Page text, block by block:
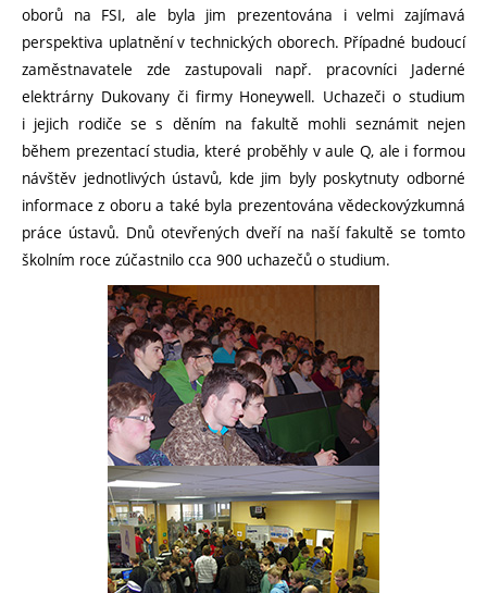
oborů na FSI, ale byla jim prezentována i velmi zajímavá
perspektiva uplatnění v technických oborech. Případné budoucí
zaměstnavatele zde zastupovali např. pracovníci Jaderné
elektrárny Dukovany či firmy Honeywell. Uchazeči o studium
i jejich rodiče se s děním na fakultě mohli seznámit nejen
během prezentací studia, které proběhly v aule Q, ale i formou
návštěv jednotlivých ústavů, kde jim byly poskytnuty odborné
informace z oboru a také byla prezentována vědeckovýzkumná
práce ústavů. Dnů otevřených dveří na naší fakultě se tomto
školním roce zúčastnilo cca 900 uchazečů o studium.